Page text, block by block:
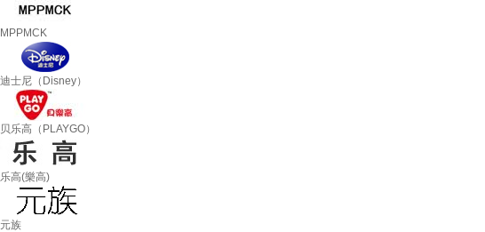
MPPMCK
迪士尼（Disney）
贝乐高（PLAYGO）
乐高(樂高)
元族